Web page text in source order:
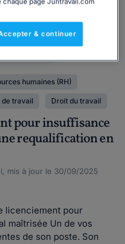
humaines (RH)
de travail Droit du travail
pour insuffisance
requalification en
mis à jour le 30/09/2025
licenciement pour
maîtrisée Un de vos
de son poste. Son
page Juritravail.com
& continuer